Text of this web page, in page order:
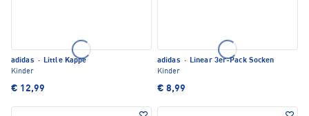
adidas · Little Kappe
Kinder
€ 12,99
adidas · Linear 3er-Pack Socken
Kinder
€ 8,99